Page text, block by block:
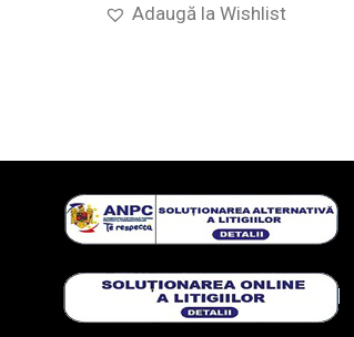
Adaugă la Wishlist